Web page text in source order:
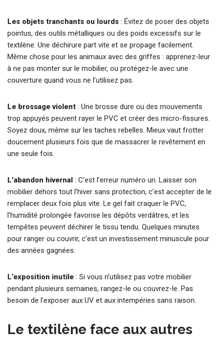
Les objets tranchants ou lourds : Évitez de poser des objets
pointus, des outils métalliques ou des poids excessifs sur le
textilène. Une déchirure part vite et se propage facilement.
Même chose pour les animaux avec des griffes : apprenez-leur
à ne pas monter sur le mobilier, ou protégez-le avec une
couverture quand vous ne l’utilisez pas.
Le brossage violent : Une brosse dure ou des mouvements
trop appuyés peuvent rayer le PVC et créer des micro-fissures.
Soyez doux, même sur les taches rebelles. Mieux vaut frotter
doucement plusieurs fois que de massacrer le revêtement en
une seule fois.
L’abandon hivernal : C’est l’erreur numéro un. Laisser son
mobilier dehors tout l’hiver sans protection, c’est accepter de le
remplacer deux fois plus vite. Le gel fait craquer le PVC,
l’humidité prolongée favorise les dépôts verdâtres, et les
tempêtes peuvent déchirer le tissu tendu. Quelques minutes
pour ranger ou couvrir, c’est un investissement minuscule pour
des années gagnées.
L’exposition inutile : Si vous n’utilisez pas votre mobilier
pendant plusieurs semaines, rangez-le ou couvrez-le. Pas
besoin de l’exposer aux UV et aux intempéries sans raison.
Le textilène face aux autres